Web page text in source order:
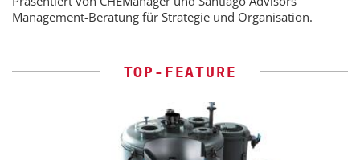
Management-Beratung für Strategie und Organisation.
TOP-FEATURE